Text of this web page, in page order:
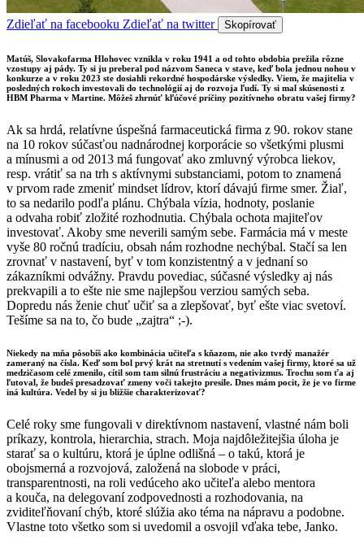
Zdieľať na facebooku Zdieľať na twitter Skopírovať
Matúš, Slovakofarma Hlohovec vznikla v roku 1941 a od tohto obdobia prežila rôzne
vzostupy aj pády. Ty si ju preberal pod názvom Saneca v stave, keď bola jednou nohou v
konkurze a v roku 2023 ste dosiahli rekordné hospodárske výsledky. Viem, že majitelia v
posledných rokoch investovali do technológií aj do rozvoja ľudí. Ty si mal skúsenosti z
HBM Pharma v Martine. Môžeš zhrnúť kľúčové príčiny pozitívneho obratu vašej firmy?
Ak sa hrdá, relatívne úspešná farmaceutická firma z 90. rokov stane
na 10 rokov súčasťou nadnárodnej korporácie so všetkými plusmi
a mínusmi a od 2013 má fungovať ako zmluvný výrobca liekov,
resp. vrátiť sa na trh s aktívnymi substanciami, potom to znamená
v prvom rade zmeniť mindset lídrov, ktorí dávajú firme smer. Žiaľ,
to sa nedarilo podľa plánu. Chýbala vízia, hodnoty, poslanie
a odvaha robiť zložité rozhodnutia. Chýbala ochota majiteľov
investovať. Akoby sme neverili samým sebe. Farmácia má v meste
vyše 80 ročnú tradíciu, obsah nám rozhodne nechýbal. Stačí sa len
zrovnať v nastavení, byť v tom konzistentný a v jednaní so
zákazníkmi odvážny. Pravdu povediac, súčasné výsledky aj nás
prekvapili a to ešte nie sme najlepšou verziou samých seba.
Dopredu nás ženie chuť učiť sa a zlepšovať, byť ešte viac svetoví.
Tešíme sa na to, čo bude „zajtra“ ;-).
Niekedy na mňa pôsobíš ako kombinácia učiteľa s kňazom, nie ako tvrdý manažér
zameraný na čísla. Keď som bol prvý krát na stretnutí s vedením vašej firmy, ktoré sa už
medzičasom celé zmenilo, cítil som tam silnú frustráciu a negativizmus. Trochu som ťa aj
ľutoval, že budeš presadzovať zmeny voči takejto presile. Dnes mám pocit, že je vo firme
iná kultúra. Vedel by si ju bližšie charakterizovať?
Celé roky sme fungovali v direktívnom nastavení, vlastné nám boli
príkazy, kontrola, hierarchia, strach. Moja najdôležitejšia úloha je
starať sa o kultúru, ktorá je úplne odlišná – o takú, ktorá je
obojsmerná a rozvojová, založená na slobode v práci,
transparentnosti, na roli vedúceho ako učiteľa alebo mentora
a kouča, na delegovaní zodpovednosti a rozhodovania, na
zviditeľňovaní chýb, ktoré slúžia ako téma na nápravu a podobne.
Vlastne toto všetko som si uvedomil a osvojil vďaka tebe, Janko.